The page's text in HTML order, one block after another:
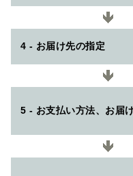
4 - お届け先の指定
5 - お支払い方法、お届